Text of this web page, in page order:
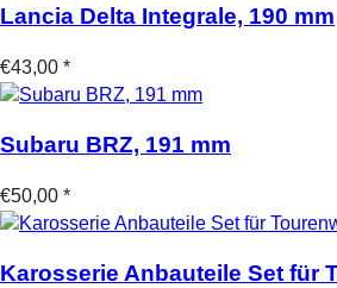
Lancia Delta Integrale, 190 mm
€43,00 *
Subaru BRZ, 191 mm
€50,00 *
Karosserie Anbauteile Set für